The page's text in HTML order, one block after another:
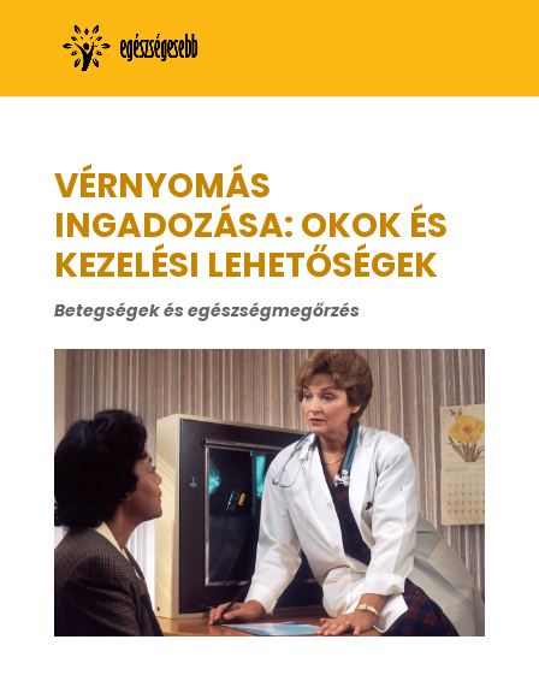
VÉRNYOMÁS
INGADOZÁSA: OKOK ÉS
KEZELÉSI LEHETŐSÉGEK
Betegségek és egészségmegőrzés